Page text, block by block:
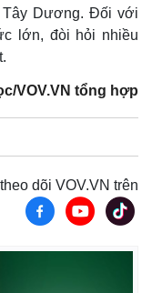
khoán
Dương. Đối với
lớn, đòi hỏi nhiều
VOV.VN tổng hợp
dõi VOV.VN trên